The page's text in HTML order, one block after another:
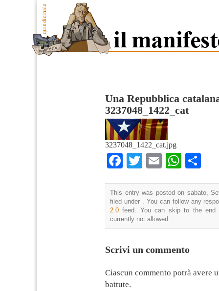
Una Repubblica
3237048_1422_cat
3237048_1422_cat.jpg
Facebook
TwitterEmail
This entry was posted on sabato,
filed under . You can follow any
2.0 feed. You can skip to the end
currently not allowed.
Scrivi un commento
Ciascun commento potrà avere
battute.